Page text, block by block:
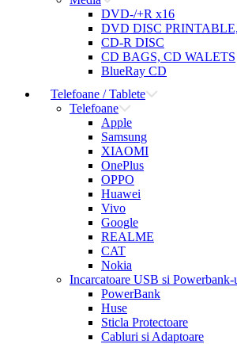
DVD-/+R x16
DVD DISC
CD-R DISC
CD BAGS, CD WALETS
BlueRay CD
Telefoane / Tablete
Telefoane
Apple
Samsung
XIAOMI
OnePlus
OPPO
Huawei
Vivo
Google
REALME
CAT
Nokia
Incarcatoare USB si Powerbank-
PowerBank
Huse
Sticla Protectoare
Cabluri si Adaptoare